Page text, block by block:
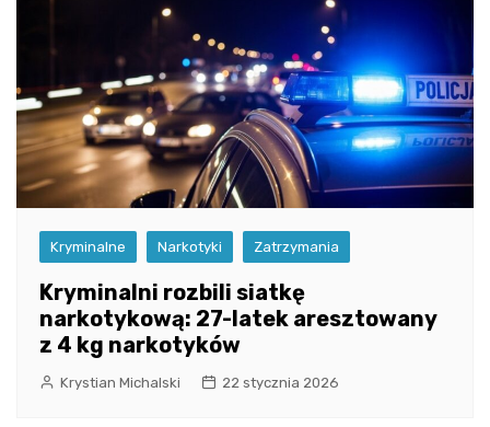
Kryminalne Narkotyki Zatrzymania
Kryminalni rozbili siatkę
narkotykową: 27-latek aresztowany
z 4 kg narkotyków
Krystian Michalski 22 stycznia 2026